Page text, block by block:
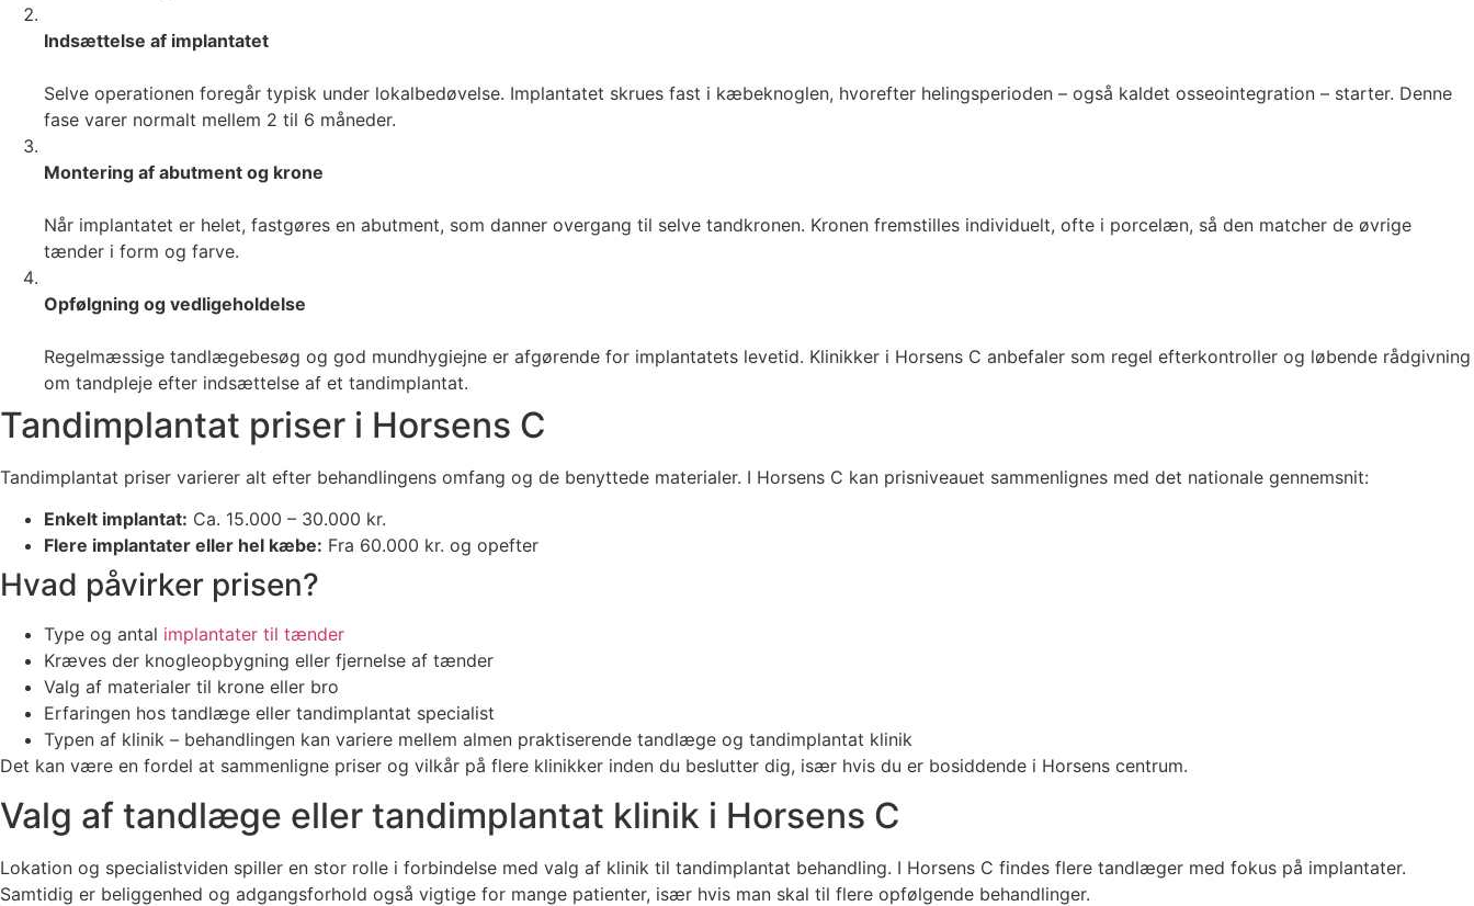
Indsættelse af implantatet
Selve operationen foregår typisk under lokalbedøvelse. Implantatet skrues fast i kæbeknoglen, hvorefter helingsperioden – også kaldet osseointegration – starter. Denne
fase varer normalt mellem 2 til 6 måneder.
Montering af abutment og krone
Når implantatet er helet, fastgøres en abutment, som danner overgang til selve tandkronen. Kronen fremstilles individuelt, ofte i porcelæn, så den matcher de øvrige
tænder i form og farve.
Opfølgning og vedligeholdelse
Regelmæssige tandlægebesøg og god mundhygiejne er afgørende for implantatets levetid. Klinikker i Horsens C anbefaler som regel efterkontroller og løbende rådgivning
om tandpleje efter indsættelse af et tandimplantat.
Tandimplantat priser i Horsens C
Tandimplantat priser varierer alt efter behandlingens omfang og de benyttede materialer. I Horsens C kan prisniveauet sammenlignes med det nationale gennemsnit:
Enkelt implantat: Ca. 15.000 – 30.000 kr.
Flere implantater eller hel kæbe: Fra 60.000 kr. og opefter
Hvad påvirker prisen?
Type og antal implantater til tænder
Kræves der knogleopbygning eller fjernelse af tænder
Valg af materialer til krone eller bro
Erfaringen hos tandlæge eller tandimplantat specialist
Typen af klinik – behandlingen kan variere mellem almen praktiserende tandlæge og tandimplantat klinik
Det kan være en fordel at sammenligne priser og vilkår på flere klinikker inden du beslutter dig, især hvis du er bosiddende i Horsens centrum.
Valg af tandlæge eller tandimplantat klinik i Horsens C
Lokation og specialistviden spiller en stor rolle i forbindelse med valg af klinik til tandimplantat behandling. I Horsens C findes flere tandlæger med fokus på implantater.
Samtidig er beliggenhed og adgangsforhold også vigtige for mange patienter, især hvis man skal til flere opfølgende behandlinger.